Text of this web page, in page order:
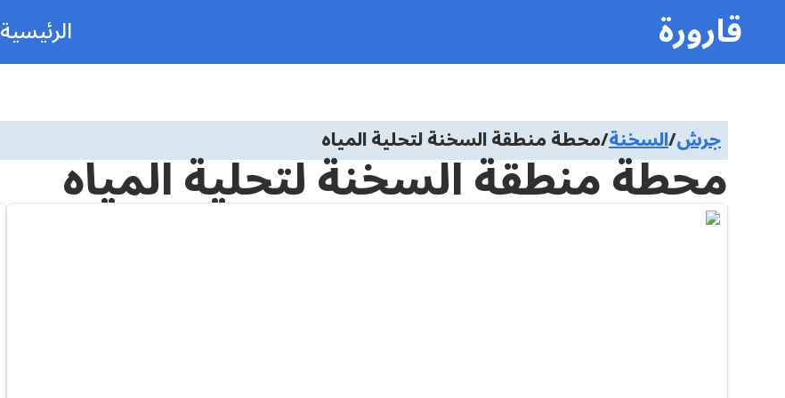
قارورة الرئيسية
جرش/السخنة/محطة منطقة السخنة لتحلية المياه
محطة منطقة السخنة لتحلية المياه